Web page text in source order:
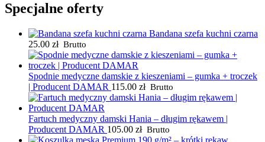
Specjalne oferty
Bandana szefa kuchni czarna
25.00 zł Brutto
Spodnie medyczne damskie z kieszeniami – gumka + troczek
| Producent DAMAR 115.00 zł Brutto
Fartuch medyczny damski Hania – długim rękawem |
Producent DAMAR 105.00 zł Brutto